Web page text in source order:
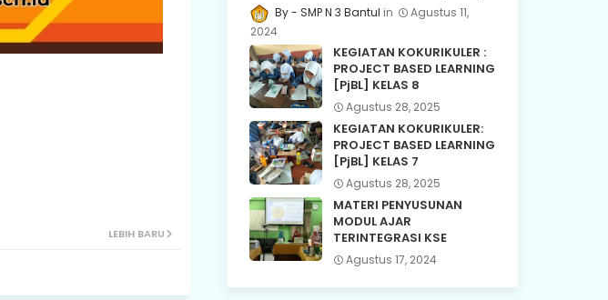
LEBIH BARU
SMP N 3 Bantul
Agustus 11,
2024
KEGIATAN KOKURIKULER :
PROJECT BASED LEARNING
[PjBL] KELAS 8
Agustus 28, 2025
KEGIATAN KOKURIKULER:
PROJECT BASED LEARNING
[PjBL] KELAS 7
Agustus 28, 2025
MATERI PENYUSUNAN
MODUL AJAR
TERINTEGRASI KSE
Agustus 17, 2024